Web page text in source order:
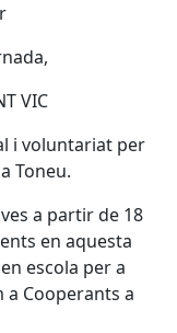
VIC
i voluntariat per
Toneu.
a partir de 18
en aquesta
escola per a
a Cooperants a